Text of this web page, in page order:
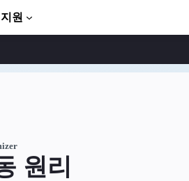
지원
원리